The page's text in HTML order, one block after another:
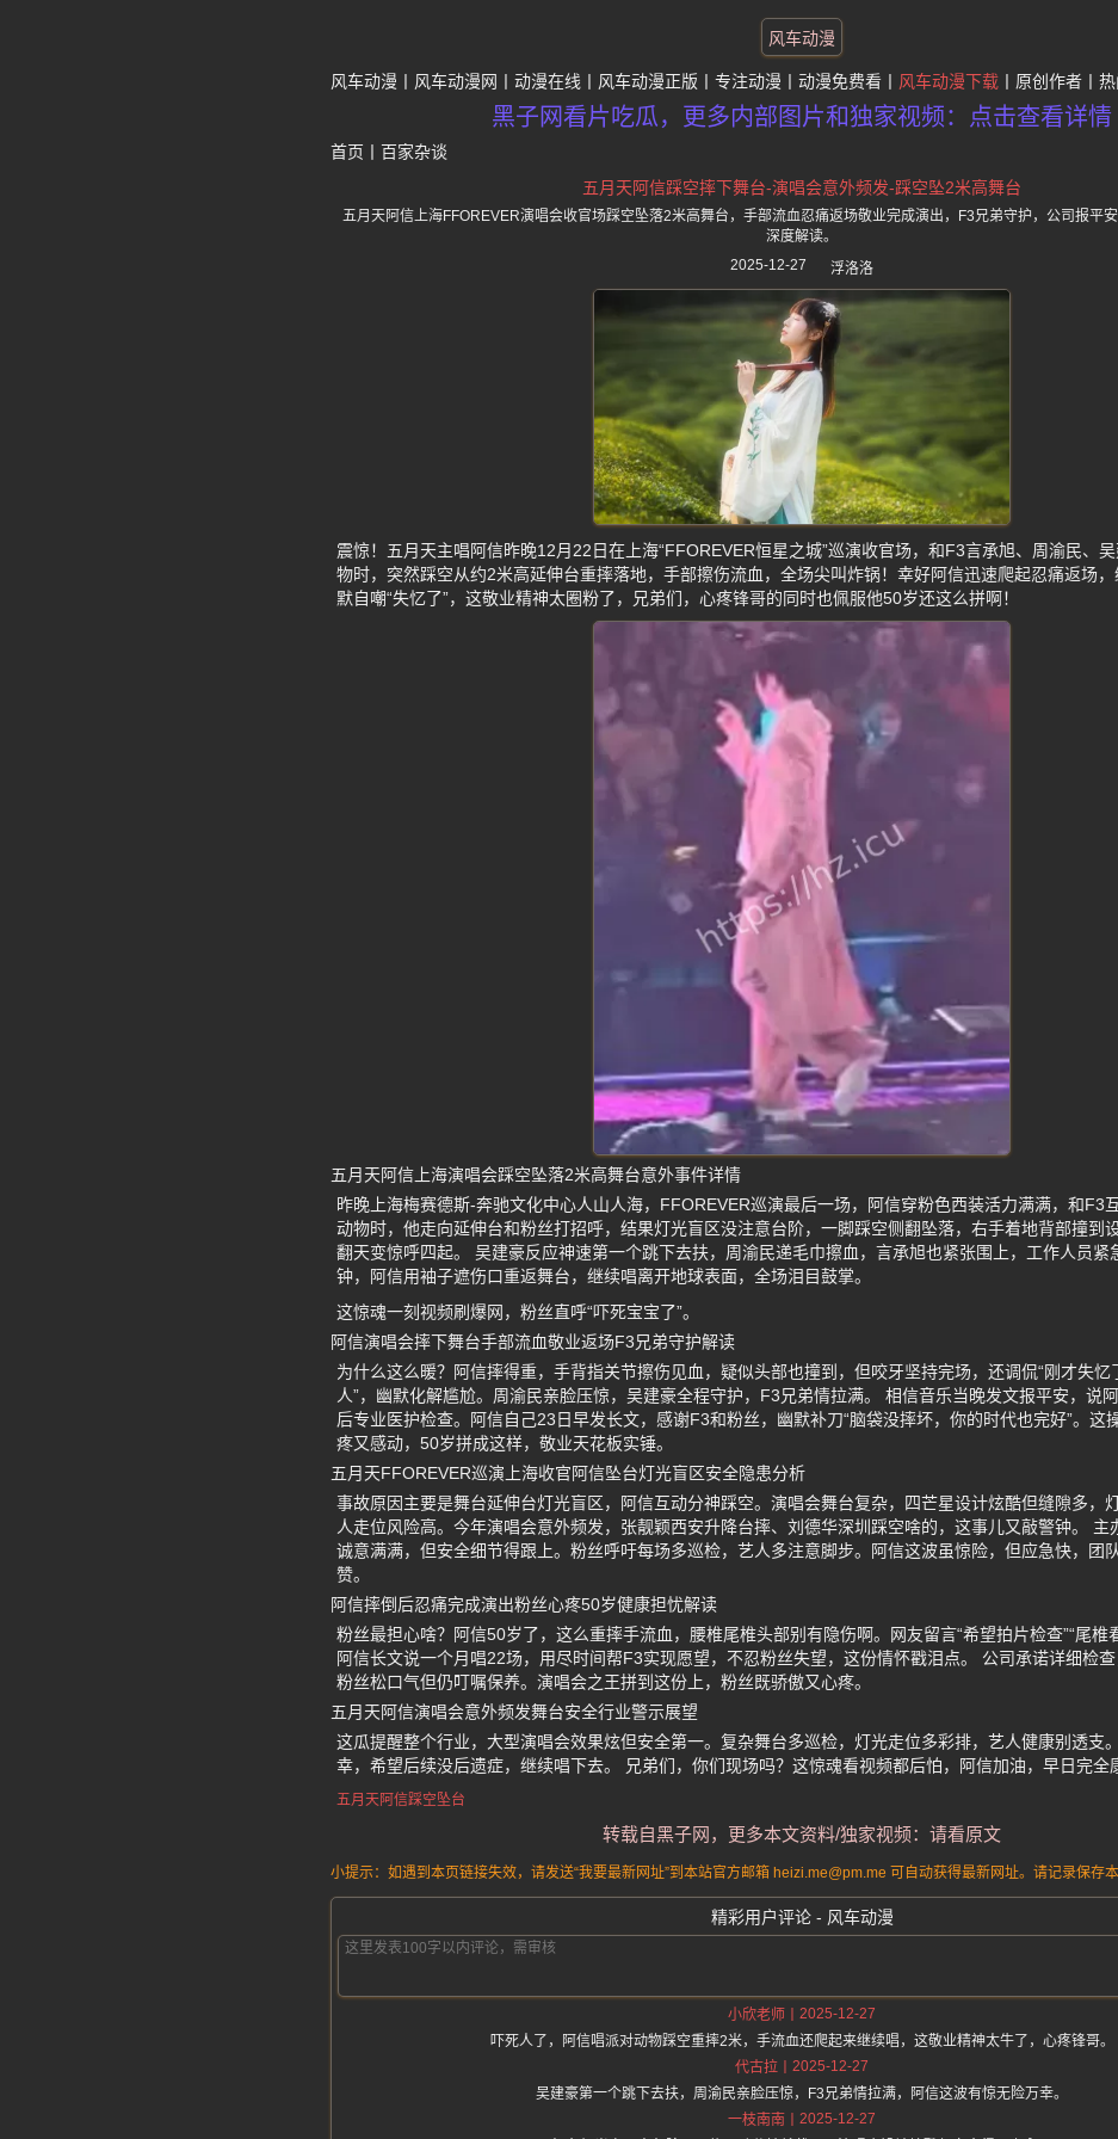
风车动漫
风车动漫 风车动漫网 动漫在线 风车动漫正版 专注动漫 动漫免费看 风车动漫下载 原创作者
黑子网看片吃瓜，更多内部图片和独家视频：点击查看详情
首页 百家杂谈
五月天阿信踩空摔下舞台-演唱会意外频发-踩空坠2米高舞台
五月天阿信上海FFOREVER演唱会收官场踩空坠落2米高舞台，手部流血忍痛返场敬业完成演出，F3兄弟守护，公司报平
深度解读。
2025-12-27
浮洛洛
震惊！五月天主唱阿信昨晚12月22日在上海“FFOREVER恒星之城”巡演收官场，和F3言承旭、周渝民、
物时，突然踩空从约2米高延伸台重摔落地，手部擦伤流血，全场尖叫炸锅！幸好阿信迅速爬起忍痛返场
默自嘲“失忆了”，这敬业精神太圈粉了，兄弟们，心疼锋哥的同时也佩服他50岁还这么拼啊！
五月天阿信上海演唱会踩空坠落2米高舞台意外事件详情
昨晚上海梅赛德斯-奔驰文化中心人山人海，FFOREVER巡演最后一场，阿信穿粉色西装活力满满，和F3
动物时，他走向延伸台和粉丝打招呼，结果灯光盲区没注意台阶，一脚踩空侧翻坠落，右手着地背部撞到
翻天变惊呼四起。 吴建豪反应神速第一个跳下去扶，周渝民递毛巾擦血，言承旭也紧张围上，工作人员紧
钟，阿信用袖子遮伤口重返舞台，继续唱离开地球表面，全场泪目鼓掌。
这惊魂一刻视频刷爆网，粉丝直呼“吓死宝宝了”。
阿信演唱会摔下舞台手部流血敬业返场F3兄弟守护解读
为什么这么暖？阿信摔得重，手背指关节擦伤见血，疑似头部也撞到，但咬牙坚持完场，还调侃“刚才失忆
人”，幽默化解尴尬。周渝民亲脸压惊，吴建豪全程守护，F3兄弟情拉满。 相信音乐当晚发文报平安，说
后专业医护检查。阿信自己23日早发长文，感谢F3和粉丝，幽默补刀“脑袋没摔坏，你的时代也完好”。这
疼又感动，50岁拼成这样，敬业天花板实锤。
五月天FFOREVER巡演上海收官阿信坠台灯光盲区安全隐患分析
事故原因主要是舞台延伸台灯光盲区，阿信互动分神踩空。演唱会舞台复杂，四芒星设计炫酷但缝隙多，
人走位风险高。今年演唱会意外频发，张靓颖西安升降台摔、刘德华深圳踩空啥的，这事儿又敲警钟。 主
诚意满满，但安全细节得跟上。粉丝呼吁每场多巡检，艺人多注意脚步。阿信这波虽惊险，但应急快，团
赞。
阿信摔倒后忍痛完成演出粉丝心疼50岁健康担忧解读
粉丝最担心啥？阿信50岁了，这么重摔手流血，腰椎尾椎头部别有隐伤啊。网友留言“希望拍片检查”“尾椎看
阿信长文说一个月唱22场，用尽时间帮F3实现愿望，不忍粉丝失望，这份情怀戳泪点。 公司承诺详细检查
粉丝松口气但仍叮嘱保养。演唱会之王拼到这份上，粉丝既骄傲又心疼。
五月天阿信演唱会意外频发舞台安全行业警示展望
这瓜提醒整个行业，大型演唱会效果炫但安全第一。复杂舞台多巡检，灯光走位多彩排，艺人健康别透支
幸，希望后续没后遗症，继续唱下去。 兄弟们，你们现场吗？这惊魂看视频都后怕，阿信加油，早日完全
五月天阿信踩空坠台
转载自黑子网，更多本文资料/独家视频：请看原文
小提示：如遇到本页链接失效，请发送“我要最新网址”到本站官方邮箱 heizi.me@pm.me 可自动获得最新网址。请记录保存本
精彩用户评论 - 风车动漫
小欣老师
2025-12-27
吓死人了，阿信唱派对动物踩空重摔2米，手流血还爬起来继续唱，这敬业精神太牛了，心疼锋哥。
代古拉
2025-12-27
吴建豪第一个跳下去扶，周渝民亲脸压惊，F3兄弟情拉满，阿信这波有惊无险万幸。
一枝南南
2025-12-27